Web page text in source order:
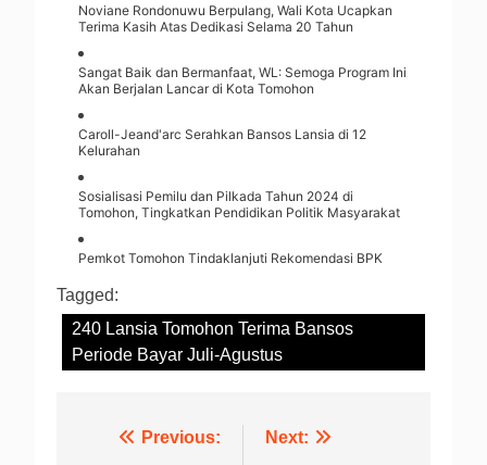
Noviane Rondonuwu Berpulang, Wali Kota Ucapkan
Terima Kasih Atas Dedikasi Selama 20 Tahun
Sangat Baik dan Bermanfaat, WL: Semoga Program Ini
Akan Berjalan Lancar di Kota Tomohon
Caroll-Jeand'arc Serahkan Bansos Lansia di 12
Kelurahan
Sosialisasi Pemilu dan Pilkada Tahun 2024 di
Tomohon, Tingkatkan Pendidikan Politik Masyarakat
Pemkot Tomohon Tindaklanjuti Rekomendasi BPK
Tagged:
240 Lansia Tomohon Terima Bansos
Periode Bayar Juli-Agustus
NavigasiPrevious: Next: